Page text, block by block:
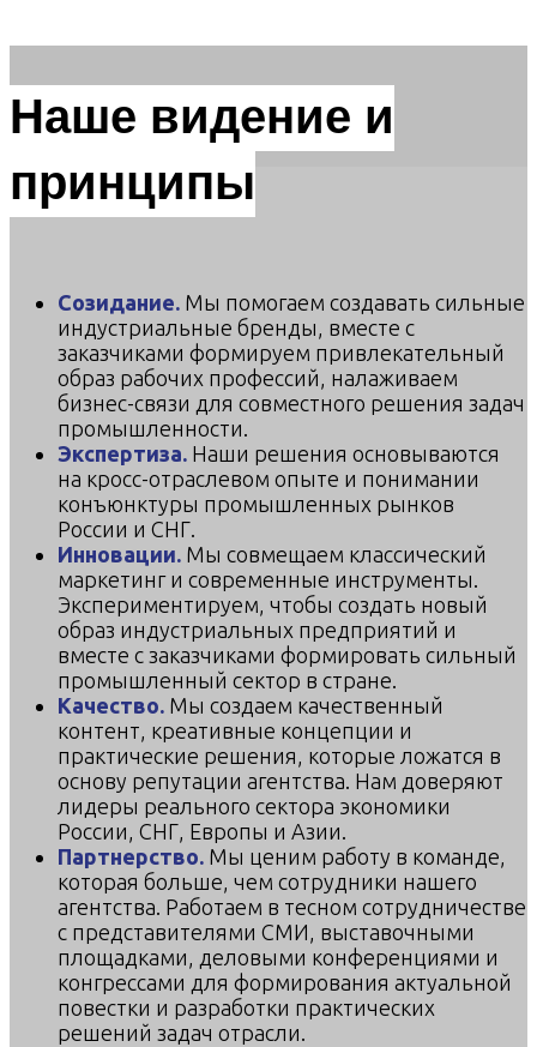
Наше видение и
принципы
Созидание. Мы помогаем создавать сильные
индустриальные бренды, вместе с
заказчиками формируем привлекательный
образ рабочих профессий, налаживаем
бизнес-связи для совместного решения задач
промышленности.
Экспертиза. Наши решения основываются
на кросс-отраслевом опыте и понимании
конъюнктуры промышленных рынков
России и СНГ.
Инновации. Мы совмещаем классический
маркетинг и современные инструменты.
Экспериментируем, чтобы создать новый
образ индустриальных предприятий и
вместе с заказчиками формировать сильный
промышленный сектор в стране.
Качество. Мы создаем качественный
контент, креативные концепции и
практические решения, которые ложатся в
основу репутации агентства. Нам доверяют
лидеры реального сектора экономики
России, СНГ, Европы и Азии.
Партнерство. Мы ценим работу в команде,
которая больше, чем сотрудники нашего
агентства. Работаем в тесном сотрудничестве
с представителями СМИ, выставочными
площадками, деловыми конференциями и
конгрессами для формирования актуальной
повестки и разработки практических
решений задач отрасли.